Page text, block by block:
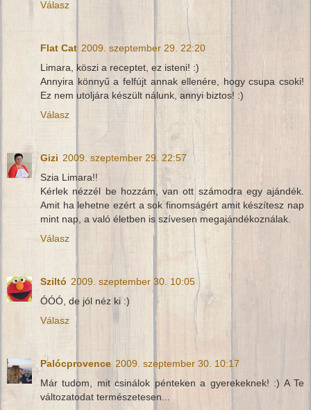
Válasz
Flat Cat 2009. szeptember 29. 22:20
Limara, köszi a receptet, ez isteni! :)
Annyira könnyű a felfújt annak ellenére, hogy csupa csoki!
Ez nem utoljára készült nálunk, annyi biztos! :)
Válasz
Gizi 2009. szeptember 29. 22:57
Szia Limara!!
Kérlek nézzél be hozzám, van ott számodra egy ajándék.
Amit ha lehetne ezért a sok finomságért amit készítesz nap
mint nap, a való életben is szívesen megajándékoználak.
Válasz
Sziltó 2009. szeptember 30. 10:05
ÓÓÓ, de jól néz ki :)
Válasz
Palócprovence 2009. szeptember 30. 10:17
Már tudom, mit csinálok pénteken a gyerekeknek! :) A Te
változatodat természetesen...